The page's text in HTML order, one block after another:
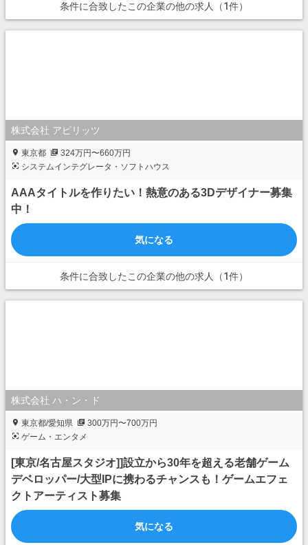
条件に合致したこの企業の他の求人（1件）
株式会社 アピリッツ
東京都
324万円〜660万円
システムインテグレータ・ソフトハウス
AAAタイトルを作りたい！熱意のある3Dデザイナー募集
中！
気になる
条件に合致したこの企業の他の求人（1件）
株式会社 ハ・ン・ド
東京都/愛知県
300万円〜700万円
ゲーム・エンタメ
[東京/名古屋スタジオ]]設立から30年を超える老舗ゲーム
デベロッパー/大型IPに携わるチャンスも！ゲームエフェ
クトアーティスト募集
気になる